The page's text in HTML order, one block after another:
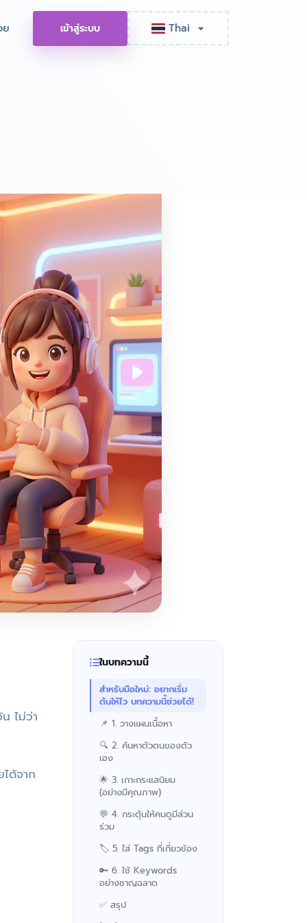
ย เข้าสู่ระบบ Thai
ไม่ว่า
ด้จาก
ในบทความนี้
สำหรับมือใหม่: อยากเริ่ม
ต้นให้ไว บทความนี้ช่วยได้!
📌 1. วางแผนเนื้อหา
🔍 2. ค้นหาตัวตนของตัว
เอง
🌟 3. เกาะกระแสนิยม
(อย่างมีคุณภาพ)
💬 4. กระตุ้นให้คนดูมีส่วน
ร่วม
🏷️ 5. ใส่ Tags ที่เกี่ยวข้อง
🔑 6. ใช้ Keywords
อย่างชาญฉลาด
✅ สรุป